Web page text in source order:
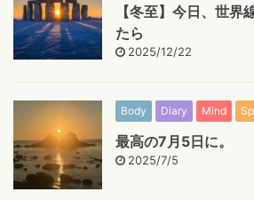
【冬至】今日、世界
たら
2025/12/22
Body Diary Mind
最高の7月5日に。
2025/7/5